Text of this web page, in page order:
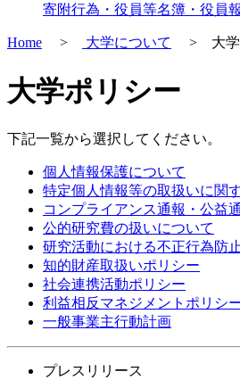
寄附行為・役員等名簿・役員
Home > 大学について > 大学
大学ポリシー
下記一覧から選択してください。
個人情報保護について
特定個人情報等の取扱いに関
コンプライアンス通報・公益
公的研究費の扱いについて
研究活動における不正行為防
知的財産取扱いポリシー
社会連携活動ポリシー
利益相反マネジメントポリシ
一般事業主行動計画
プレスリリース